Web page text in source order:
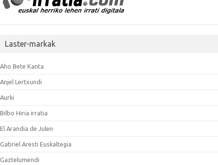
Laster-markak
Aho Bete Kanta
Anjel Lertxundi
Aurki
Bilbo Hiria irratia
El Arandia de Julen
Gabriel Aresti Euskaltegia
Gaztelumendi